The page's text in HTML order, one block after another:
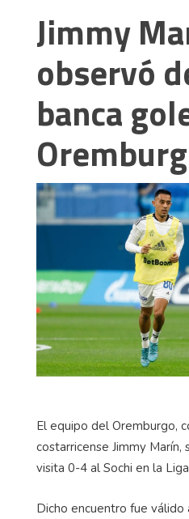
Jimmy
observó
banca
El equipo del Oremburgo,
costarricense Jimmy
visita 0-4 al Sochi en la
Dicho encuentro fue válido